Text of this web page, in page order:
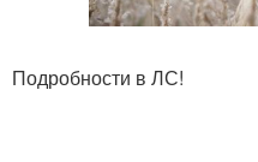
Подробности в ЛС!